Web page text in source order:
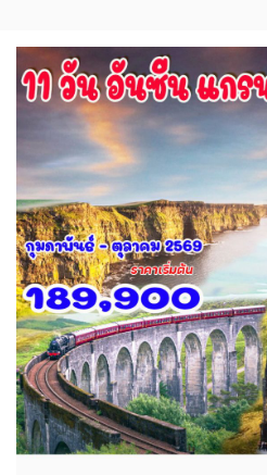
LBN เลบานอน 0
MDV มัลดีฟส์ 0
MMR เมียนมาร์
OMN โอมาน
PHL ฟิลิปปินส์ 1
SYR ซีเรีย 0
TJK ทาจิกิสถาน 1
ARE ดูไบ, UAE 0
ตะวันออกกลาง 0
จอร์แดน - อียิปต์ 4
FRO หมู่เกาะแฟโร
DEU เยอรมนี 3
GRC กรีซ 1
ITA อิตาลี
NLD เนเธอร์แลนด์ 0
POL โปแลนด์ 3
RUS รัสเซีย 3
SVN สโลวิเนีย 2
TUR ตุรเคีย 13